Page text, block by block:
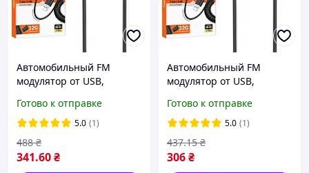
Автомобильный FM
модулятор от USB,
BC49 / Трансмиттер в
авто / Аудиоадаптер
универсальный
Готово к отправке
5.0 (1)
341.60₴
488 ₴
Автомобильный FM
модулятор от USB,
BC49 / Трансмиттер в
авто / Аудиоадаптер
универсальный
Готово к отправке
5.0 (1)
306₴
437.15 ₴